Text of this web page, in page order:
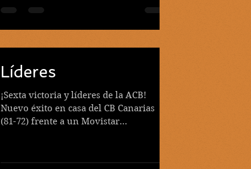
Líderes
¡Sexta victoria y líderes de la ACB!
Nuevo éxito en casa del CB Canarias
(81-72) frente a un Movistar